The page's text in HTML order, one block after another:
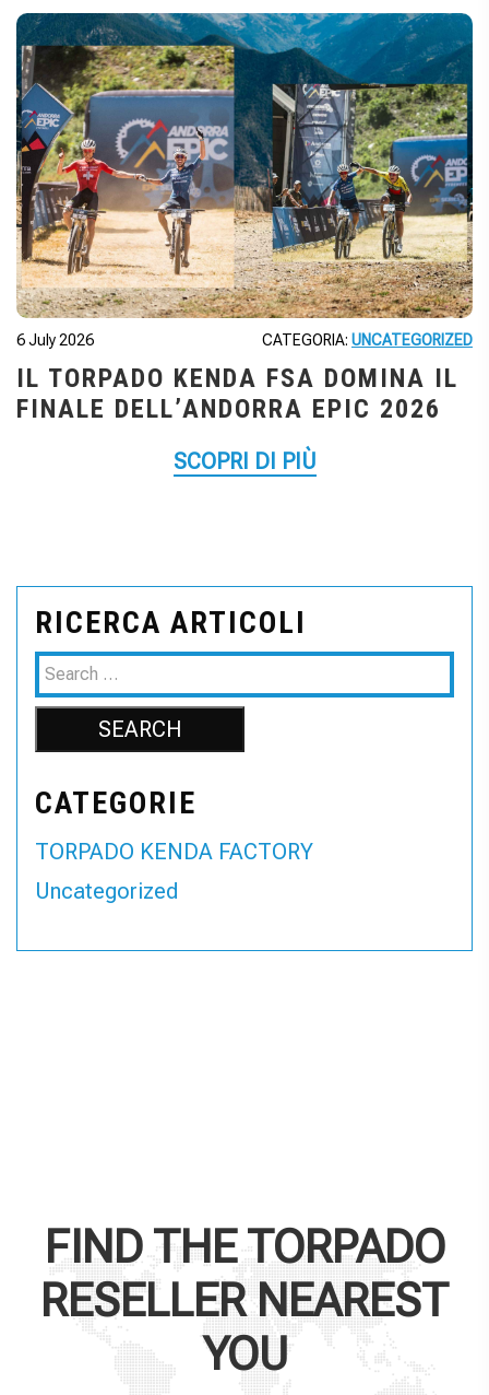
6 July 2026 CATEGORIA: UNCATEGORIZED
IL TORPADO KENDA FSA DOMINA IL
FINALE DELL’ANDORRA EPIC 2026
SCOPRI DI PIÙ
RICERCA ARTICOLI
CATEGORIE
TORPADO KENDA FACTORY
Uncategorized
FIND THETORPADO
RESELLER NEAREST
YOU